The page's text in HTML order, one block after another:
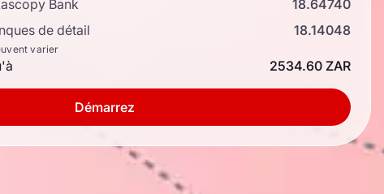
Bank
18.64740
de détail
18.14048
varier
2534.60 ZAR
Démarrez